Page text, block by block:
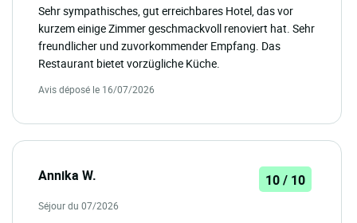
Sehr sympathisches, gut erreichbares Hotel, das vor
kurzem einige Zimmer geschmackvoll renoviert hat. Sehr
freundlicher und zuvorkommender Empfang. Das
Restaurant bietet vorzügliche Küche.
Avis déposé le 16/07/2026
Annika W. 10 / 10
Séjour du 07/2026